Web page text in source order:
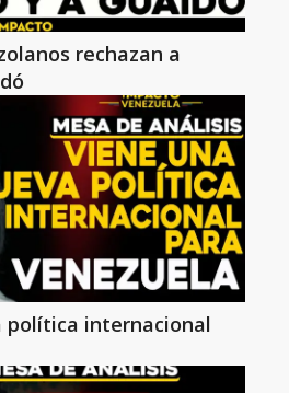
rechazan a
política internacional